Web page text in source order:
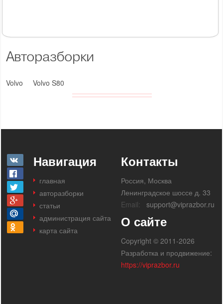
Авторазборки
Volvo Volvo S80
Навигация
главная
авторазборки
статьи
администрация сайта
карта сайта
Контакты
Россия, Москва
Ленинградское шоссе д. 33
Email:
support@viprazbor.ru
О сайте
Copyright © 2011-2026
Разработка и продвижение:
https://viprazbor.ru